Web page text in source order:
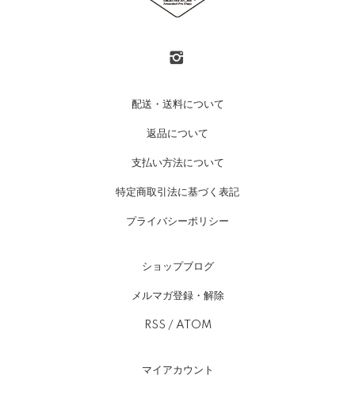
配送・送料について
返品について
支払い方法について
特定商取引法に基づく表記
プライバシーポリシー
ショップブログ
メルマガ登録・解除
RSS / ATOM
マイアカウント